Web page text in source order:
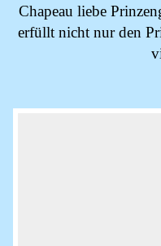
Chapeau liebe
erfüllt nicht nur den